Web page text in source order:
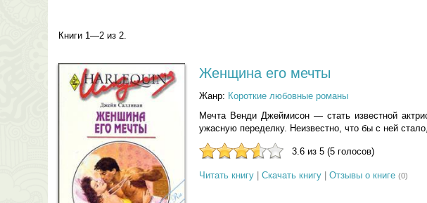
Книги 1—2 из 2.
Женщина его мечты
Жанр: Короткие любовные романы
Мечта Венди Джеймисон — стать известной
ужасную переделку. Неизвестно, что бы с ней
3.6 из 5 (5 голосов)
Читать книгу| Скачать книгу| Отзывы о книге (0)